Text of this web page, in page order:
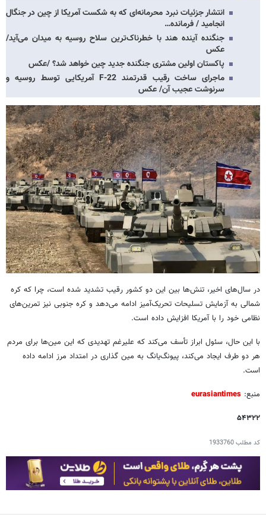
انتشار جزئیات نبرد محرمانه‌ای که به شکست آمریکا از چین در جنگال
انجامید / فرمانده…
جنگنده آینده هند با خطرناک‌ترین سلاح روسیه به میدان می‌آید/
عکس
پاکستان اولین مشتری جنگنده جدید چین خواهد شد؟ /عکس
ماجرای ساخت رقیب قدرتمند F-22 آمریکایی توسط روسیه و
سرنوشت عجیب آن/ عکس
در سال‌های اخیر، تنش‌ها بین این دو کشور رقیب تشدید شده است، چرا که کره
شمالی به آزمایش تسلیحات تحریک‌آمیز ادامه می‌دهد و کره جنوبی نیز تمرین‌های
نظامی خود را با آمریکا افزایش داده است.
با این حال، سئول ابراز تأسف می‌کند که علیرغم تهدیدی که این مین‌ها برای مردم
هر دو طرف ایجاد می‌کند، پیونگ‌یانگ به مین گذاری در امتداد مرز ادامه داده
است.
منبع: eurasiantimes
۵۴۳۲۲
کد مطلب1933760